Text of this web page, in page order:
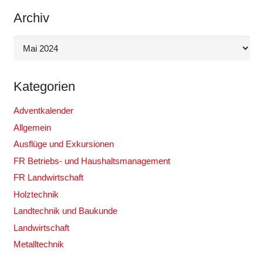
Archiv
Kategorien
Adventkalender
Allgemein
Ausflüge und Exkursionen
FR Betriebs- und Haushaltsmanagement
FR Landwirtschaft
Holztechnik
Landtechnik und Baukunde
Landwirtschaft
Metalltechnik